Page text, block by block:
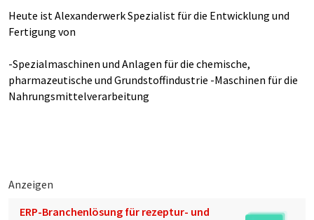
Heute ist Alexanderwerk Spezialist für die Entwicklung und
Fertigung von
-Spezialmaschinen und Anlagen für die chemische,
pharmazeutische und Grundstoffindustrie -Maschinen für die
Nahrungsmittelverarbeitung
Anzeigen
ERP-Branchenlösung für rezeptur- und